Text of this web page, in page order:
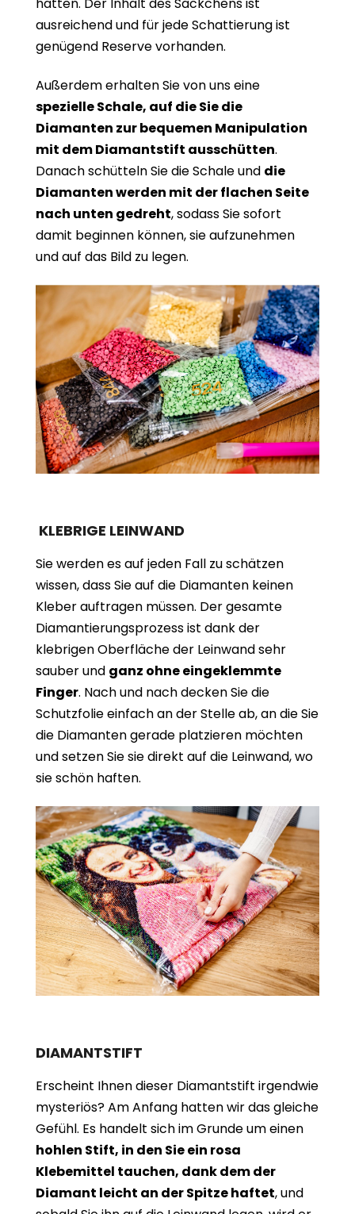
ausreichend und für jede Schattierung ist
genügend Reserve vorhanden.
Außerdem erhalten Sie von uns eine
spezielle Schale, auf die Sie die
Diamanten zur bequemen Manipulation
mit dem Diamantstift ausschütten.
Danach schütteln Sie die Schale und die
Diamanten werden mit der flachen Seite
nach unten gedreht, sodass Sie sofort
damit beginnen können, sie aufzunehmen
und auf das Bild zu legen.
KLEBRIGE LEINWAND
Sie werden es auf jeden Fall zu schätzen
wissen, dass Sie auf die Diamanten keinen
Kleber auftragen müssen. Der gesamte
Diamantierungsprozess ist dank der
klebrigen Oberfläche der Leinwand sehr
sauber und ganz ohne eingeklemmte
Finger. Nach und nach decken Sie die
Schutzfolie einfach an der Stelle ab, an die Sie
die Diamanten gerade platzieren möchten
und setzen Sie sie direkt auf die Leinwand, wo
sie schön haften.
DIAMANTSTIFT
Erscheint Ihnen dieser Diamantstift irgendwie
mysteriös? Am Anfang hatten wir das gleiche
Gefühl. Es handelt sich im Grunde um einen
hohlen Stift, in den Sie ein rosa
Klebemittel tauchen, dank dem der
Diamant leicht an der Spitze haftet, und